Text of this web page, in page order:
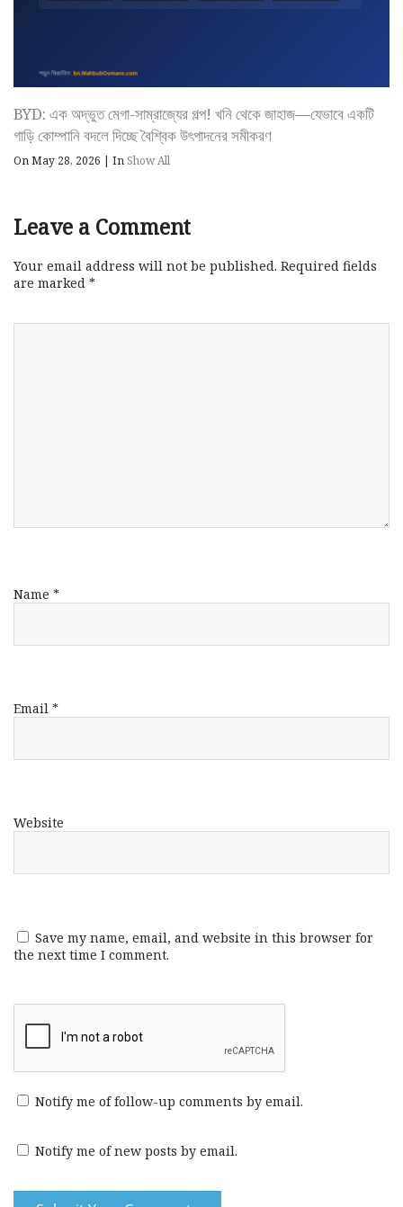
BYD: এক অদ্ভুত মেগা-সাম্রাজ্যের গল্প! খনি থেকে জাহাজ—যেভাবে একটি
গাড়ি কোম্পানি বদলে দিচ্ছে বৈশ্বিক উৎপাদনের সমীকরণ
On May 28, 2026 | InShow All
Leave a Comment
Your email address will not be published. Required fields
are marked *
Name *
Email *
Website
Save my name, email, and website in this browser for
the next time I comment.
Notify me of follow-up comments by email.
Notify me of new posts by email.